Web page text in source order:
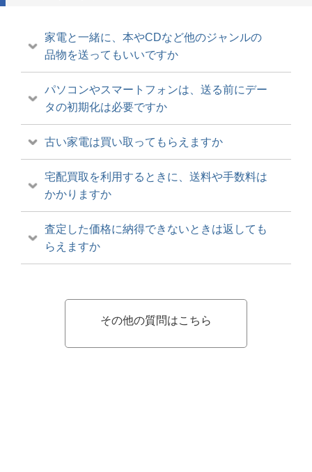
家電と一緒に、本やCDなど他のジャンルの
品物を送ってもいいですか
パソコンやスマートフォンは、送る前にデー
タの初期化は必要ですか
古い家電は買い取ってもらえますか
宅配買取を利用するときに、送料や手数料は
かかりますか
査定した価格に納得できないときは返しても
らえますか
その他の質問はこちら